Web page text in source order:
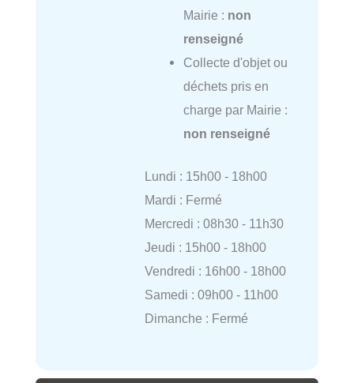
Mairie : non
renseigné
Collecte d'objet ou
déchets pris en
charge par Mairie :
non renseigné
Lundi : 15h00 - 18h00
Mardi : Fermé
Mercredi : 08h30 - 11h30
Jeudi : 15h00 - 18h00
Vendredi : 16h00 - 18h00
Samedi : 09h00 - 11h00
Dimanche : Fermé